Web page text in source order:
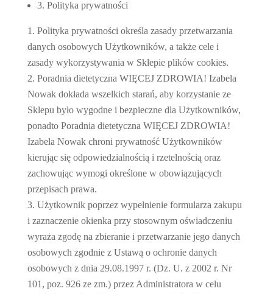
3. Polityka prywatności
Polityka prywatności określa zasady przetwarzania
danych osobowych Użytkowników, a także cele i
zasady wykorzystywania w Sklepie plików cookies.
Poradnia dietetyczna WIĘCEJ ZDROWIA! Izabela
Nowak dokłada wszelkich starań, aby korzystanie ze
Sklepu było wygodne i bezpieczne dla Użytkowników,
ponadto Poradnia dietetyczna WIĘCEJ ZDROWIA!
Izabela Nowak chroni prywatność Użytkowników
kierując się odpowiedzialnością i rzetelnością oraz
zachowując wymogi określone w obowiązujących
przepisach prawa.
Użytkownik poprzez wypełnienie formularza zakupu
i zaznaczenie okienka przy stosownym oświadczeniu
wyraża zgodę na zbieranie i przetwarzanie jego danych
osobowych zgodnie z Ustawą o ochronie danych
osobowych z dnia 29.08.1997 r. (Dz. U. z 2002 r. Nr
101, poz. 926 ze zm.) przez Administratora w celu